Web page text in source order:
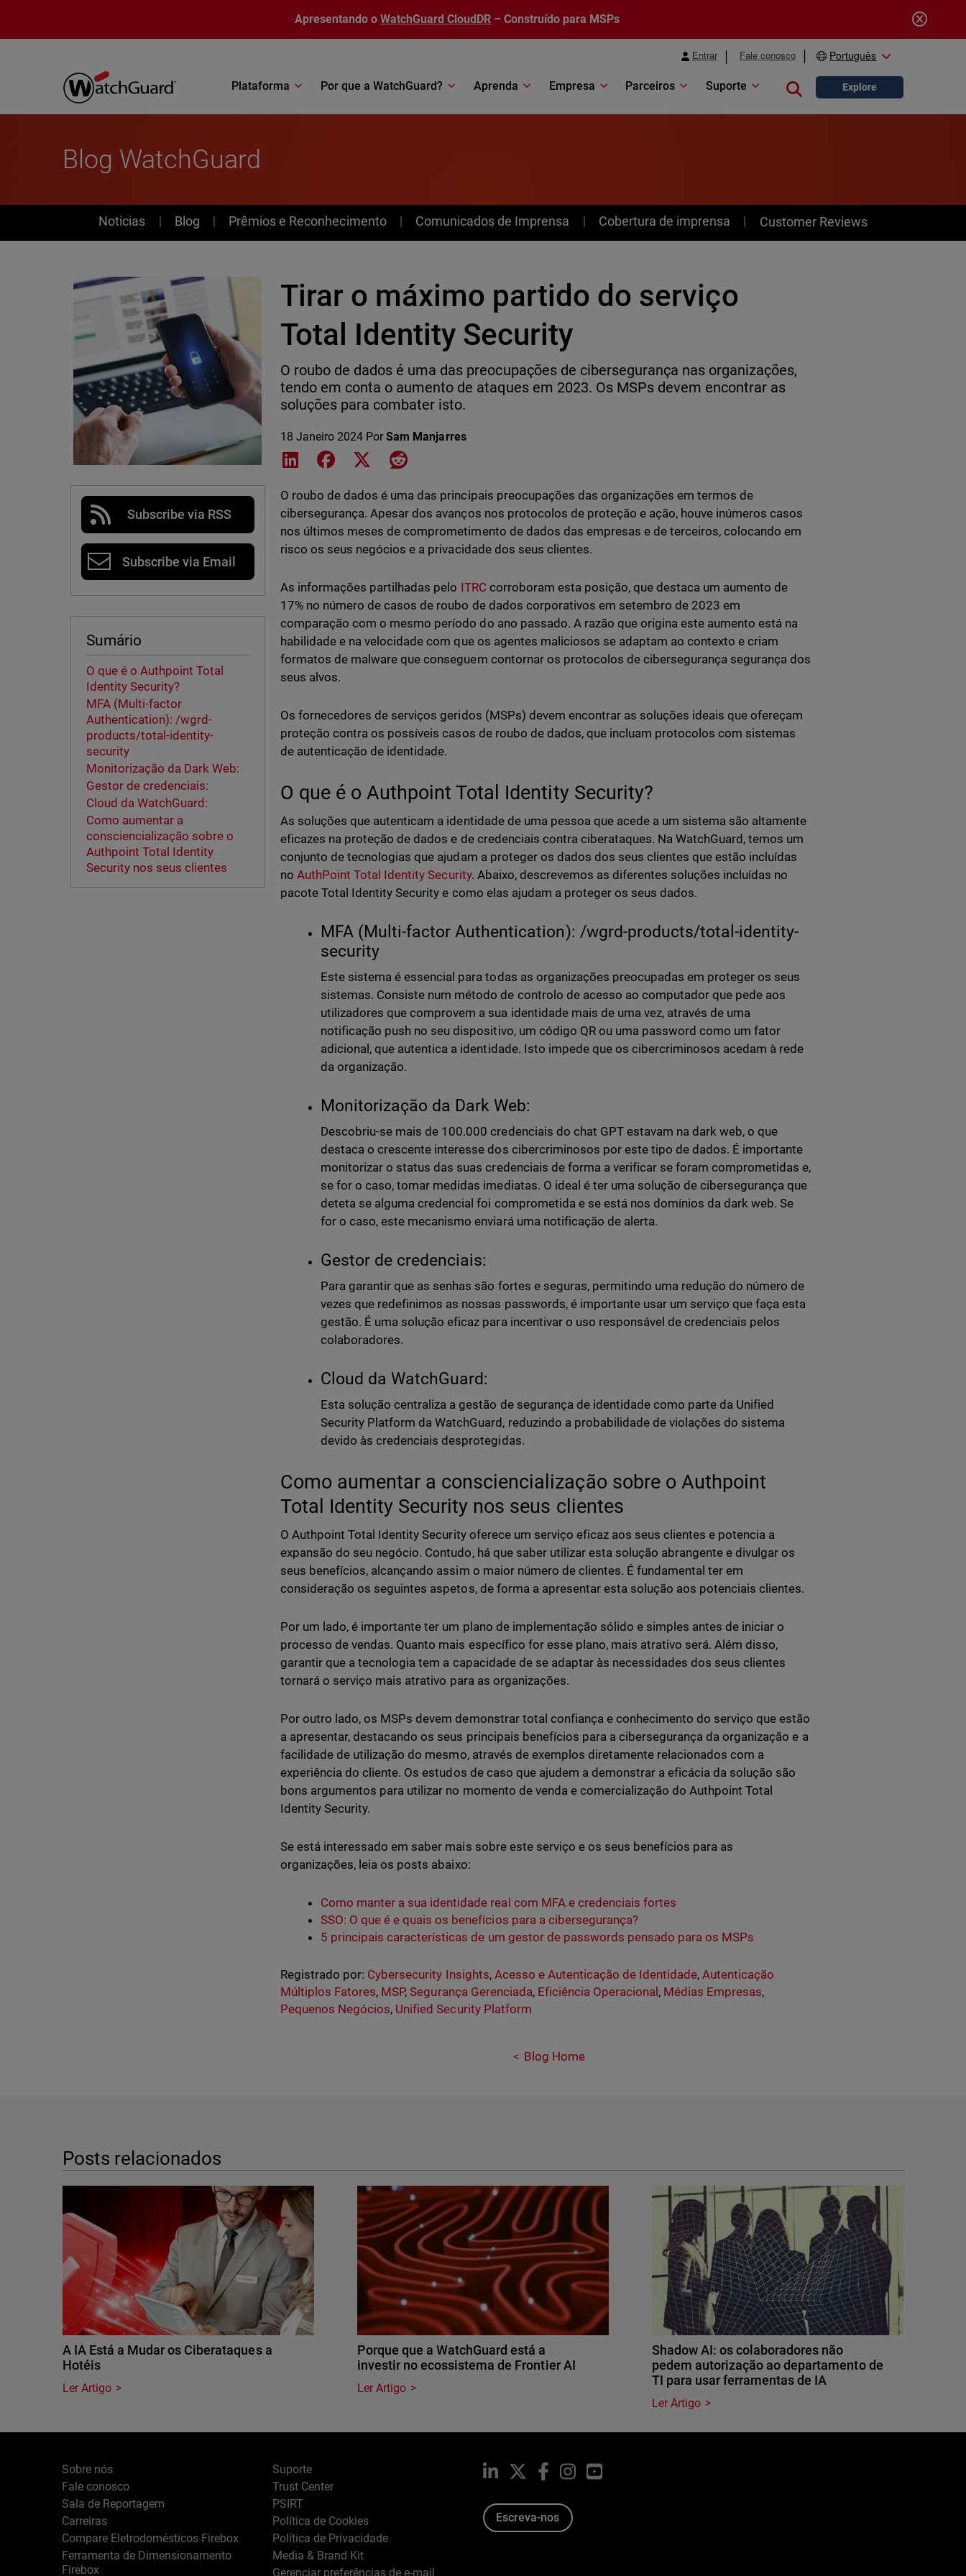
Apresentando o WatchGuard CloudDR – Construído para MSPs
Entrar Fale conosco Português
Plataforma Por que a WatchGuard? Aprenda Empresa Parceiros Suporte Close search
Explore
Blog WatchGuard
News
Noticias Blog Prêmios e Reconhecimento Comunicados de Imprensa Cobertura de imprensa Customer Reviews
Subscribe via RSS
Subscribe via Email
Sumário
O que é o Authpoint Total
Identity Security?
MFA (Multi-factor
Authentication): /wgrd-
products/total-identity-
security
Monitorização da Dark Web:
Gestor de credenciais:
Cloud da WatchGuard:
Como aumentar a
consciencialização sobre o
Authpoint Total Identity
Security nos seus clientes
Tirar o máximo partido do serviço
Total Identity Security
O roubo de dados é uma das preocupações de cibersegurança nas organizações,
tendo em conta o aumento de ataques em 2023. Os MSPs devem encontrar as
soluções para combater isto.
18 Janeiro 2024 PorSam Manjarres
Share on LinkedIn
Share on Facebook
Share on XShare on Reddit
O roubo de dados é uma das principais preocupações das organizações em termos de
cibersegurança. Apesar dos avanços nos protocolos de proteção e ação, houve inúmeros casos
nos últimos meses de comprometimento de dados das empresas e de terceiros, colocando em
risco os seus negócios e a privacidade dos seus clientes.
As informações partilhadas pelo ITRC corroboram esta posição, que destaca um aumento de
17% no número de casos de roubo de dados corporativos em setembro de 2023 em
comparação com o mesmo período do ano passado. A razão que origina este aumento está na
habilidade e na velocidade com que os agentes maliciosos se adaptam ao contexto e criam
formatos de malware que conseguem contornar os protocolos de cibersegurança segurança dos
seus alvos.
Os fornecedores de serviços geridos (MSPs) devem encontrar as soluções ideais que ofereçam
proteção contra os possíveis casos de roubo de dados, que incluam protocolos com sistemas
de autenticação de identidade.
O que é o Authpoint Total Identity Security?
As soluções que autenticam a identidade de uma pessoa que acede a um sistema são altamente
eficazes na proteção de dados e de credenciais contra ciberataques. Na WatchGuard, temos um
conjunto de tecnologias que ajudam a proteger os dados dos seus clientes que estão incluídas
noAuthPoint Total Identity Security. Abaixo, descrevemos as diferentes soluções incluídas no
pacote Total Identity Security e como elas ajudam a proteger os seus dados.
MFA (Multi-factor Authentication): /wgrd-products/total-identity-
security
Este sistema é essencial para todas as organizações preocupadas em proteger os seus
sistemas. Consiste num método de controlo de acesso ao computador que pede aos
utilizadores que comprovem a sua identidade mais de uma vez, através de uma
notificação push no seu dispositivo, um código QR ou uma password como um fator
adicional, que autentica a identidade. Isto impede que os cibercriminosos acedam à rede
da organização.
Monitorização da Dark Web:
Descobriu-se mais de 100.000 credenciais do chat GPT estavam na dark web, o que
destaca o crescente interesse dos cibercriminosos por este tipo de dados. É importante
monitorizar o status das suas credenciais de forma a verificar se foram comprometidas e,
se for o caso, tomar medidas imediatas. O ideal é ter uma solução de cibersegurança que
deteta se alguma credencial foi comprometida e se está nos domínios da dark web. Se
for o caso, este mecanismo enviará uma notificação de alerta.
Gestor de credenciais:
Para garantir que as senhas são fortes e seguras, permitindo uma redução do número de
vezes que redefinimos as nossas passwords, é importante usar um serviço que faça esta
gestão. É uma solução eficaz para incentivar o uso responsável de credenciais pelos
colaboradores.
Cloud da WatchGuard:
Esta solução centraliza a gestão de segurança de identidade como parte da Unified
Security Platform da WatchGuard, reduzindo a probabilidade de violações do sistema
devido às credenciais desprotegidas.
Como aumentar a consciencialização sobre o Authpoint
Total Identity Security nos seus clientes
O Authpoint Total Identity Security oferece um serviço eficaz aos seus clientes e potencia a
expansão do seu negócio. Contudo, há que saber utilizar esta solução abrangente e divulgar os
seus benefícios, alcançando assim o maior número de clientes. É fundamental ter em
consideração os seguintes aspetos, de forma a apresentar esta solução aos potenciais clientes.
Por um lado, é importante ter um plano de implementação sólido e simples antes de iniciar o
processo de vendas. Quanto mais específico for esse plano, mais atrativo será. Além disso,
garantir que a tecnologia tem a capacidade de se adaptar às necessidades dos seus clientes
tornará o serviço mais atrativo para as organizações.
Por outro lado, os MSPs devem demonstrar total confiança e conhecimento do serviço que estão
a apresentar, destacando os seus principais benefícios para a cibersegurança da organização e a
facilidade de utilização do mesmo, através de exemplos diretamente relacionados com a
experiência do cliente. Os estudos de caso que ajudem a demonstrar a eficácia da solução são
bons argumentos para utilizar no momento de venda e comercialização do Authpoint Total
Identity Security.
Se está interessado em saber mais sobre este serviço e os seus benefícios para as
organizações, leia os posts abaixo:
Como manter a sua identidade real com MFA e credenciais fortes
SSO: O que é e quais os benefícios para a cibersegurança?
5 principais características de um gestor de passwords pensado para os MSPs
Registrado por: Cybersecurity Insights, Acesso e Autenticação de Identidade,Autenticação
Múltiplos Fatores, MSP,Segurança Gerenciada, Eficiência Operacional , Médias Empresas,
Pequenos Negócios, Unified Security Platform
Blog Home
Posts relacionados
A IA Está a Mudar os Ciberataques a
Hotéis
Ler Artigo
Porque que a WatchGuard está a
investir no ecossistema de Frontier AI
Ler Artigo
Shadow AI: os colaboradores não
pedem autorização ao departamento de
TI para usar ferramentas de IA
Ler Artigo
Sobre nós
Fale conosco
Sala de Reportagem
Carreiras
Compare Eletrodomésticos Firebox
Ferramenta de Dimensionamento
Firebox
Suporte
Trust Center
PSIRT
Política de Cookies
Política de Privacidade
Media & Brand Kit
Gerenciar preferências de e-mail
LinkedIn Facebook
InstagramYouTube
Escreva-nos